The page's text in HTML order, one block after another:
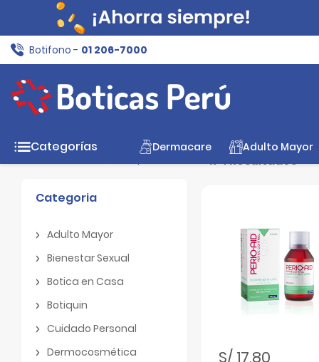
Botifono - 01 206-7000
Categorías Dermacare Adulto Mayor
Filtros Limpiar filtros
Categoria
Adulto Mayor
Bienestar Sexual
Botica en Casa
Botiquin
Cuidado Personal
Dermocosmética
174 Resultados
S/ 17.80